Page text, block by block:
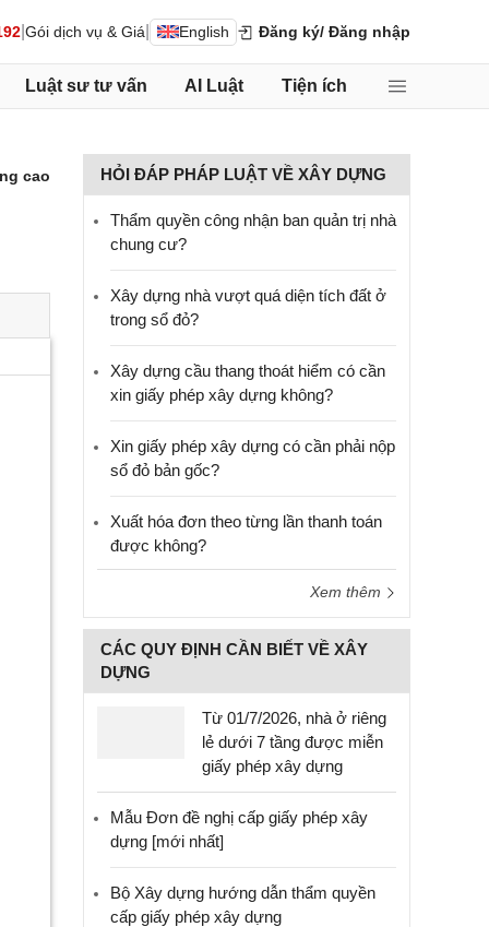
Gói dịch vụ & Giá English Đăng ký/ Đăng nhập
Luật sư tư vấn AI Luật Tiện ích
cao HỎI ĐÁP PHÁP LUẬT VỀ XÂY DỰNG
Thẩm quyền công nhận ban quản trị nhà
chung cư?
Xây dựng nhà vượt quá diện tích đất ở
trong sổ đỏ?
Xây dựng cầu thang thoát hiểm có cần
xin giấy phép xây dựng không?
Xin giấy phép xây dựng có cần phải nộp
sổ đỏ bản gốc?
Xuất hóa đơn theo từng lần thanh toán
được không?
Xem thêm
CÁC QUY ĐỊNH CẦN BIẾT VỀ XÂY
DỰNG
Từ 01/7/2026, nhà ở riêng
lẻ dưới 7 tầng được miễn
giấy phép xây dựng
Mẫu Đơn đề nghị cấp giấy phép xây
dựng [mới nhất]
Bộ Xây dựng hướng dẫn thẩm quyền
cấp giấy phép xây dựng